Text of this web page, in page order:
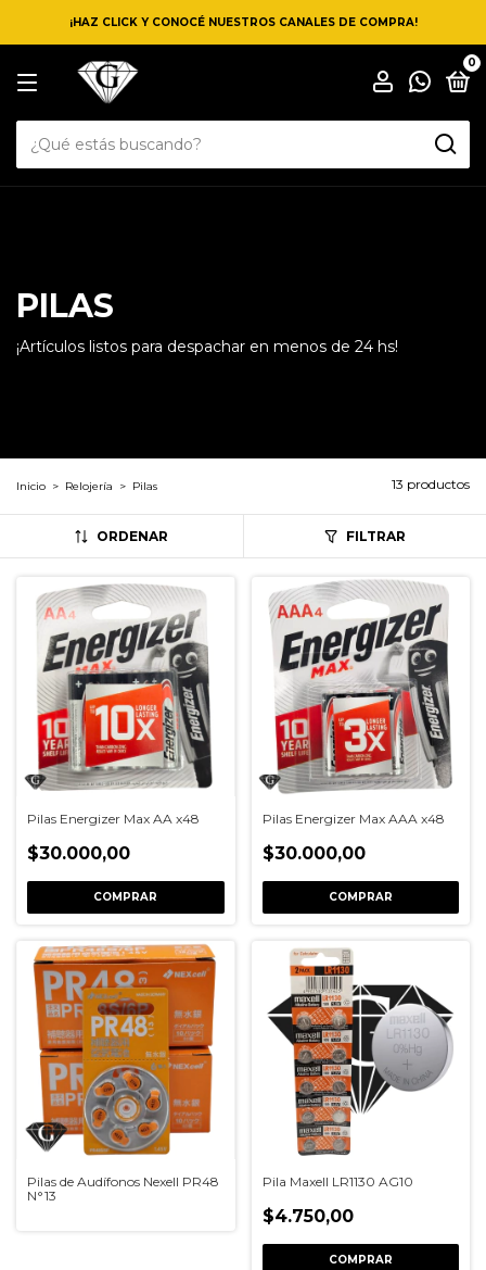
¡HAZ CLICK Y CONOCÉ NUESTROS CANALES DE COMPRA!
0
PILAS
¡Artículos listos para despachar en menos de 24 hs!
Inicio > Relojería > Pilas 13 productos
ORDENAR FILTRAR
Pilas Energizer Max AA x48
$30.000,00
COMPRAR
Pilas Energizer Max AAA x48
$30.000,00
COMPRAR
Pilas de Audífonos Nexell PR48
N°13
Pila Maxell LR1130 AG10
$4.750,00
COMPRAR